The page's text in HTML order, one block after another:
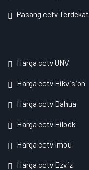
Pasang cctv Terdekat
Harga cctv UNV
Harga cctv Hikvision
Harga cctv Dahua
Harga cctv Hilook
Harga cctv Imou
Harga cctv Ezviz